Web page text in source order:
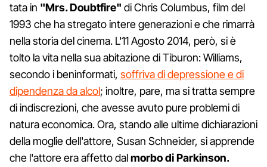
tata in "Mrs. Doubtfire" di Chris Columbus, film del
1993 che ha stregato intere generazioni e che rimarrà
nella storia del cinema. L'11 Agosto 2014, però, si è
tolto la vita nella sua abitazione di Tiburon: Williams,
secondo i beninformati, soffriva di depressione e di
dipendenza da alcol; inoltre, pare, ma si tratta sempre
di indiscrezioni, che avesse avuto pure problemi di
natura economica. Ora, stando alle ultime dichiarazioni
della moglie dell'attore, Susan Schneider, si apprende
che l'attore era affetto dalmorbo di Parkinson.